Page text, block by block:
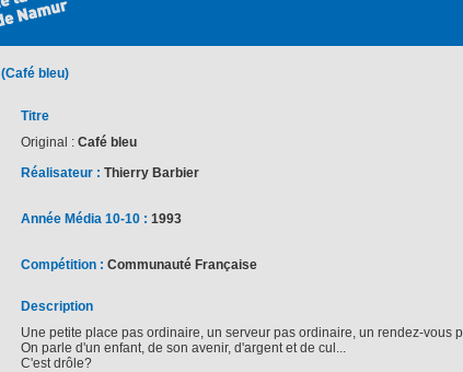
(Café bleu)
Titre
Original : Café bleu
Réalisateur : Thierry Barbier
Année Média 10-10 : 1993
Compétition : Communauté Française
Description
Une petite place pas ordinaire, un serveur pas ordinaire, un rendez-vous
On parle d'un enfant, de son avenir, d'argent et de cul...
C'est drôle?